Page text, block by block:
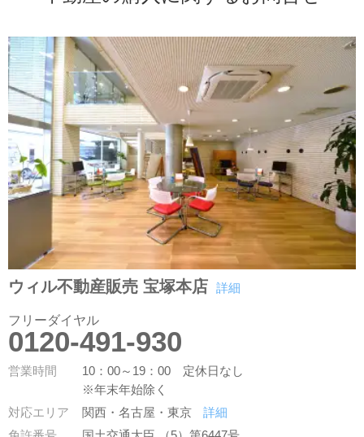
ウィル不動産販売 宝塚本店 詳細
フリーダイヤル
0120-491-930
営業時間
10：00～19：00 定休日なし
※年末年始除く
対応エリア
関西・名古屋・東京
詳細